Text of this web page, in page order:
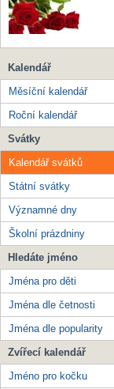
Kalendář
Měsíční kalendář
Roční kalendář
Svátky
Kalendář svátků
Státní svátky
Významné dny
Školní prázdniny
Hledáte jméno
Jména pro děti
Jména dle četnosti
Jména dle popularity
Zvířecí kalendář
Jméno pro kočku